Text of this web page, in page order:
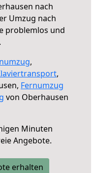
nach
Umzug nach
problemlos und
,
,
Fernumzug
von Oberhausen
Minuten
Angebote.
erhalten